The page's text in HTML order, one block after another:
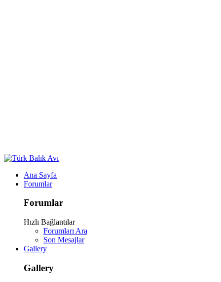
Ana Sayfa
Forumlar
Forumlar
Hızlı Bağlantılar
Forumları Ara
Son Mesajlar
Gallery
Gallery